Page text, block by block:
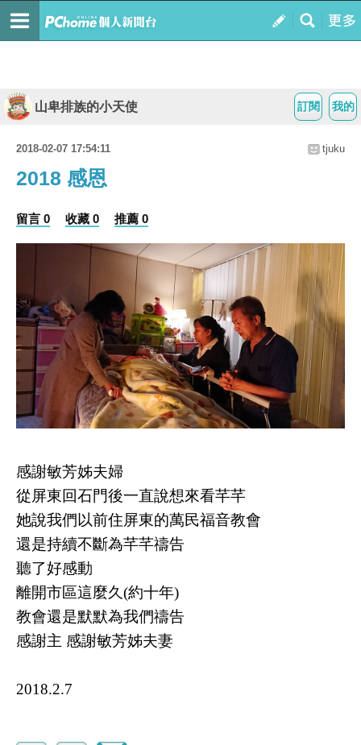
我的
訂閱
山卑排族的小天使
2018-02-07 17:54:11 tjuku
2018 感恩
留言 0 收藏 0 推薦 0
感謝敏芳姊夫婦
從屏東回石門後一直說想來看芊芊
她說我們以前住屏東的萬民福音教會
還是持續不斷為芊芊禱告
聽了好感動
離開市區這麼久(約十年)
教會還是默默為我們禱告
感謝主 感謝敏芳姊夫妻
2018.2.7